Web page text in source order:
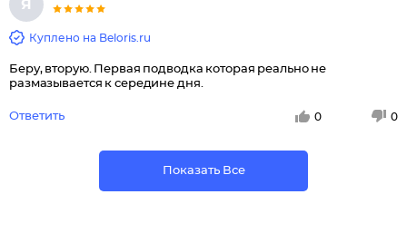
Я
Куплено на Beloris.ru
Беру, вторую. Первая подводка которая реально не
размазывается к середине дня.
Ответить 0 0
Показать Все